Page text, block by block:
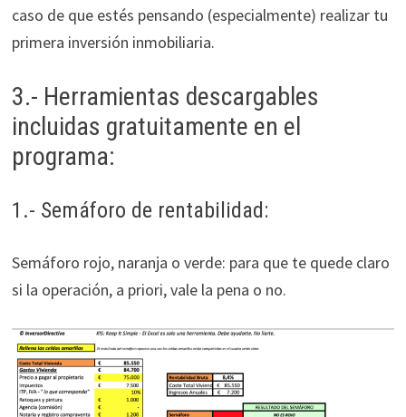
caso de que estés pensando (especialmente) realizar tu
primera inversión inmobiliaria.
3.- Herramientas descargables
incluidas gratuitamente en el
programa:
1.- Semáforo de rentabilidad:
Semáforo rojo, naranja o verde: para que te quede claro
si la operación, a priori, vale la pena o no.